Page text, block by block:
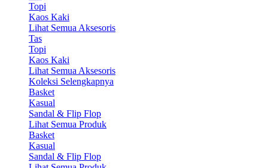
Topi
Kaos Kaki
Lihat Semua Aksesoris
Tas
Topi
Kaos Kaki
Lihat Semua Aksesoris
Koleksi Selengkapnya
Basket
Kasual
Sandal & Flip Flop
Lihat Semua Produk
Basket
Kasual
Sandal & Flip Flop